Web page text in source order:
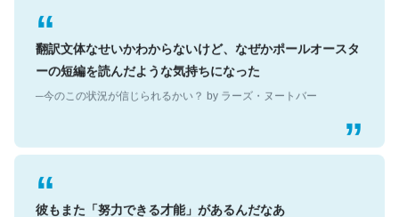
翻訳文体なせいかわからないけど、なぜかポールオースタ
ーの短編を読んだような気持ちになった
彼もまた「努力できる才能」があるんだなあ